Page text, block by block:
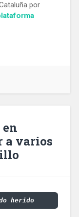
por
a varios
herido